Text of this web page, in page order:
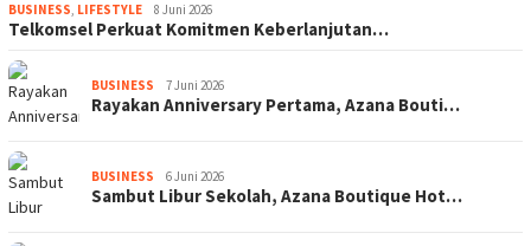
BUSINESS, LIFESTYLE 8 Juni 2026
Telkomsel Perkuat Komitmen Keberlanjutan…
BUSINESS 7 Juni 2026
Rayakan Anniversary Pertama, Azana Bouti…
BUSINESS 6 Juni 2026
Sambut Libur Sekolah, Azana Boutique Hot…